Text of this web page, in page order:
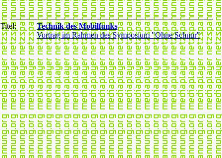
Titel:
Technik des Mobilfunks
Vortrag im Rahmen des Symposium "Ohne Schnur"